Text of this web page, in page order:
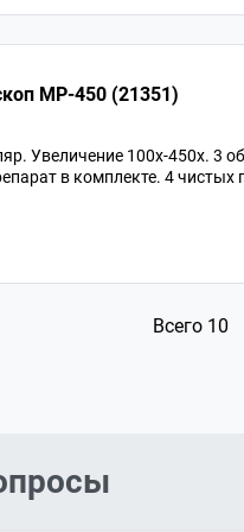
MP-450 (21351)
Увеличение 100х-450х. 3
в комплекте. 4 чистых
Всего 10